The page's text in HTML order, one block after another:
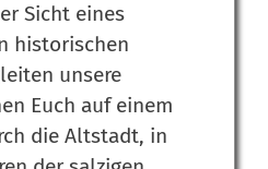
Sicht eines
historischen
unsere
Euch auf einem
die Altstadt, in